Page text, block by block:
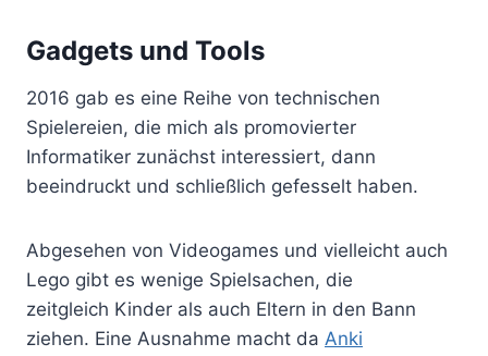
Gadgets und Tools
2016 gab es eine Reihe von technischen
Spielereien, die mich als promovierter
Informatiker zunächst interessiert, dann
beeindruckt und schließlich gefesselt haben.
Abgesehen von Videogames und vielleicht auch
Lego gibt es wenige Spielsachen, die
zeitgleich Kinder als auch Eltern in den Bann
ziehen. Eine Ausnahme macht da Anki